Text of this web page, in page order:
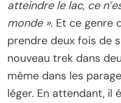
atteindre le lac, ce
monde ». Et ce genre
prendre deux fois de
nouveau trek dans
même dans les
léger. En attendant, il